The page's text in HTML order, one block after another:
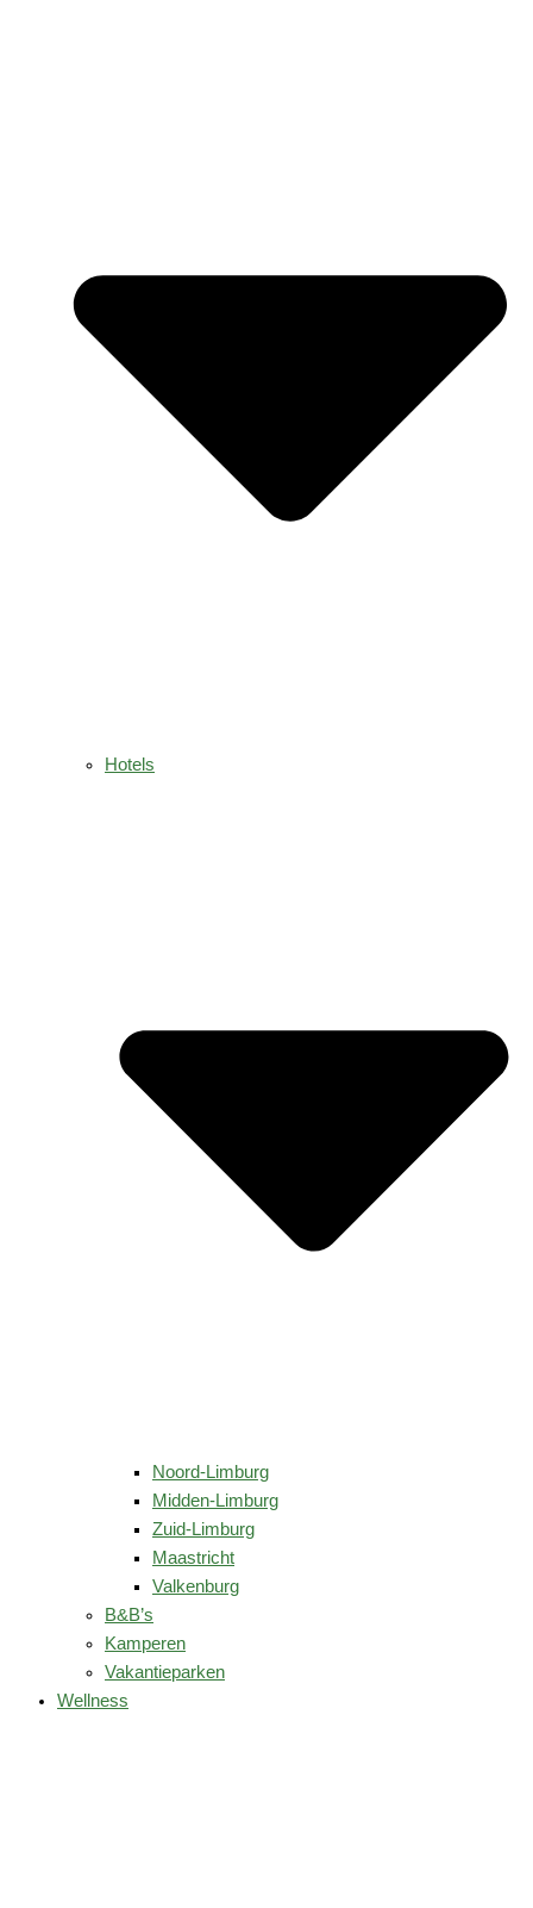
Hotels
Noord-Limburg
Midden-Limburg
Zuid-Limburg
Maastricht
Valkenburg
B&B’s
Kamperen
Vakantieparken
Wellness